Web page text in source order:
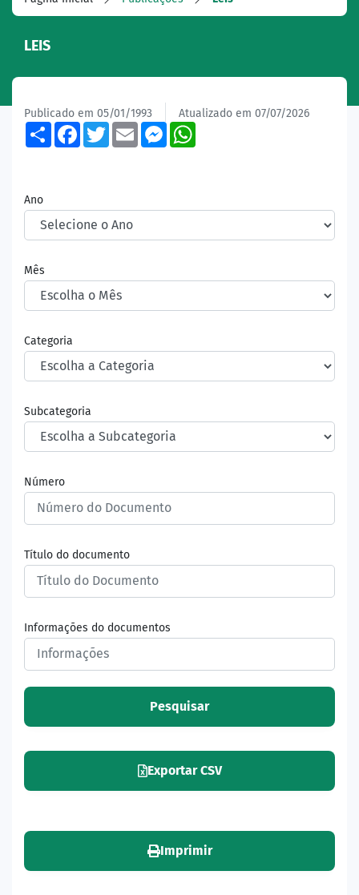
LEIS
Publicado em 05/01/1993 Atualizado em 07/07/2026
ShareFacebook
TwitterEmailMessenger
Ano
Mês
Categoria
Subcategoria
Número
Título do documento
Informações do documentos
Pesquisar
Exportar CSV
Imprimir